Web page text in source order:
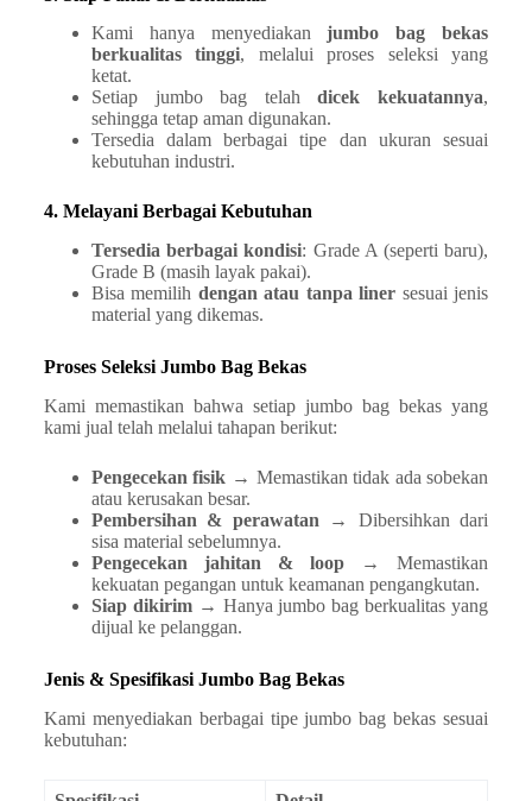
Kami hanya menyediakanjumbo bag bekas
berkualitas tinggi, melalui proses seleksi yang
ketat.
Setiap jumbo bag telahdicek kekuatannya,
sehingga tetap aman digunakan.
Tersedia dalam berbagai tipe dan ukuran sesuai
kebutuhan industri.
4. Melayani Berbagai Kebutuhan
Tersedia berbagai kondisi: Grade A (seperti baru),
Grade B (masih layak pakai).
Bisa memilih dengan atau tanpa liner sesuai jenis
material yang dikemas.
Proses Seleksi Jumbo Bag Bekas
Kami memastikan bahwa setiap jumbo bag bekas yang
kami jual telah melalui tahapan berikut:
Pengecekan fisik → Memastikan tidak ada sobekan
atau kerusakan besar.
Pembersihan & perawatan → Dibersihkan dari
sisa material sebelumnya.
Pengecekan jahitan & loop → Memastikan
kekuatan pegangan untuk keamanan pengangkutan.
Siap dikirim→ Hanya jumbo bag berkualitas yang
dijual ke pelanggan.
Jenis & Spesifikasi Jumbo Bag Bekas
Kami menyediakan berbagai tipe jumbo bag bekas sesuai
kebutuhan: